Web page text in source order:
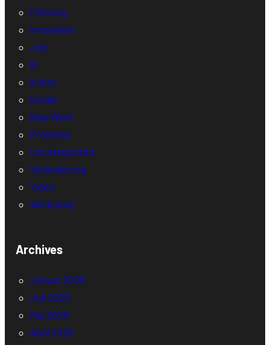
Führung
Innovation
Job
KI
Kultur
Kunde
New Work
Prozesse
Uncategorized
Veränderung
Video
Werkzeug
Archives
Januar 2026
Juli 2025
Mai 2025
April 2025